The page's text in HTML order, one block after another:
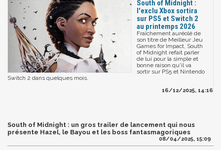
South of Midnight :
l'exclu Xbox sortira
sur PS5 et Switch 2
au printemps 2026
Fraîchement auréolé de
son titre de Meilleur Jeu
Games for Impact, South
of Midnight refait parler
de lui pour la simple et
bonne raison qu'il va
sortir sur PS5 et Nintendo
Switch 2 dans quelques mois.
16/12/2025, 14:16
South of Midnight : un gros trailer de lancement qui nous
présente Hazel, le Bayou et les boss fantasmagoriques
08/04/2025, 15:09